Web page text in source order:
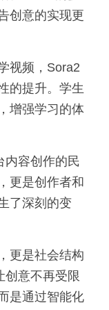
创意的实现更
视频，Sora2
的提升。学生
增强学习的体
内容创作的民
更是创作者和
了深刻的变
更是社会结构
创意不再受限
是通过智能化